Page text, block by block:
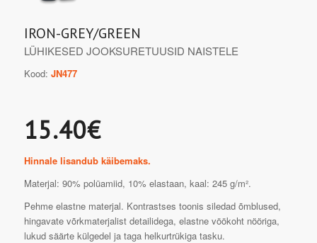
IRON-GREY/GREEN
LÜHIKESED JOOKSURETUUSID NAISTELE
Kood: JN477
15.40€
Hinnale lisandub käibemaks.
Materjal: 90% polüamiid, 10% elastaan, kaal: 245 g/m².
Pehme elastne materjal. Kontrastses toonis siledad õmblused,
hingavate võrkmaterjalist detailidega, elastne vöökoht nööriga,
lukud säärte külgedel ja taga helkurtrükiga tasku.